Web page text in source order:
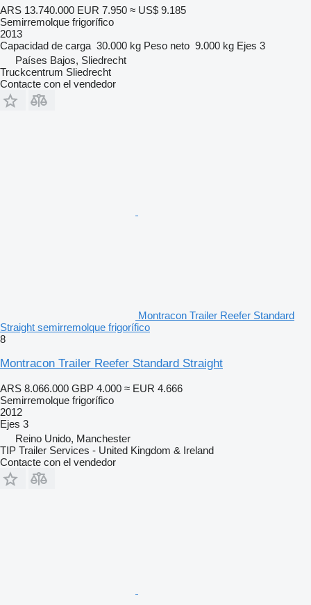
ARS 13.740.000 EUR 7.950 ≈ US$ 9.185
Semirremolque frigorífico
2013
Capacidad de carga 30.000 kg Peso neto 9.000 kg Ejes 3
Países Bajos, Sliedrecht
Truckcentrum Sliedrecht
Contacte con el vendedor
Montracon Trailer Reefer Standard
Straight semirremolque frigorífico
8
Montracon Trailer Reefer Standard Straight
ARS 8.066.000 GBP 4.000 ≈ EUR 4.666
Semirremolque frigorífico
2012
Ejes 3
Reino Unido, Manchester
TIP Trailer Services - United Kingdom & Ireland
Contacte con el vendedor